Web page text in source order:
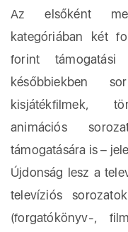
Az elsőként
kategóriában két
forint
későbbiekben
kisjátékfilmek,
animációs
támogatására is –
Újdonság lesz a
televíziós
(forgatókönyv-,